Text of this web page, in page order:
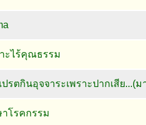
ะไร้คุณธรรม
ปรตกินอุจจาระเพราะปากเสีย...(
โรคกรรม